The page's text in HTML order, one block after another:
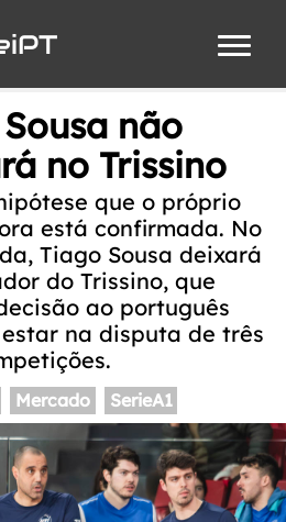
não
no Trissino
que o próprio
está confirmada. No
Tiago Sousa deixará
do Trissino, que
ao português
na disputa de três
Mercado SerieA1